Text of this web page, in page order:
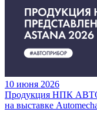
10 июня 2026
Продукция НПК
на выставке